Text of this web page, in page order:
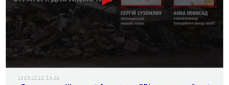
13.05.2022, 13:25